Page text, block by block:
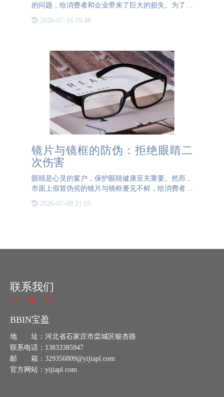
的问题，给消费者和企业带来了巨大的损失。为了应
对这一挑战，产品防伪效果变得至关重要。产品防伪
效果是一种技术手段，旨在验证产品真伪并防止假冒
2026-07-16 19:48
镜片与镜框的防伪：拒绝眼睛二
次伤害
眼睛是心灵的窗户，保护眼睛健康至关重要。然而，
市面上假冒伪劣的镜片与镜框屡见不鲜，给消费者的
害，镜片与镜框的防伪显得尤为重要。 以镜片为
2026-07-09 21:05
联系我们
BBIN宝盈
地 址：河北省石家庄市栾城区银杏路
联系电话：13833385947
邮 箱：329356809@yijiapl.com
官方网站：yijiapl.com